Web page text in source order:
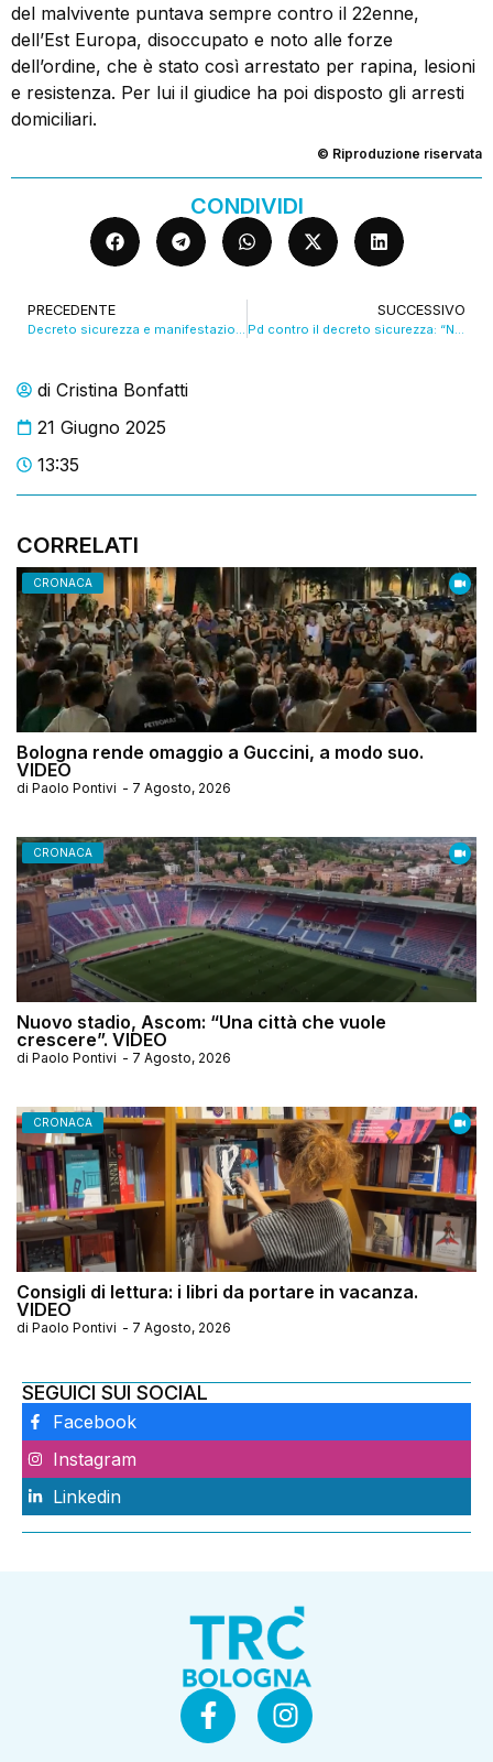
di Cristina Bonfatti
21 Giugno 2025
13:35
CORRELATI
CRONACA
Bologna rende omaggio a Guccini, a modo suo.
VIDEO
di Paolo Pontivi - 7 Agosto, 2026
CRONACA
Nuovo stadio, Ascom: “Una città che vuole
crescere”. VIDEO
di Paolo Pontivi - 7 Agosto, 2026
CRONACA
Consigli di lettura: i libri da portare in vacanza.
VIDEO
di Paolo Pontivi - 7 Agosto, 2026
del malvivente puntava sempre contro il 22enne,
dell’Est Europa, disoccupato e noto alle forze
dell’ordine, che è stato così arrestato per rapina, lesioni
e resistenza. Per lui il giudice ha poi disposto gli arresti
domiciliari.
© Riproduzione riservata
CONDIVIDI
PRECEDENTE
Decreto sicurezza e manifestazione delle tute blu, botta e risposta tra FdI e Pd. VIDEO
SUCCESSIVO
Pd contro il decreto sicurezza: “Non si può limitare il dissenso”. VIDEO
SEGUICI SUI SOCIAL
Facebook
Instagram
Linkedin